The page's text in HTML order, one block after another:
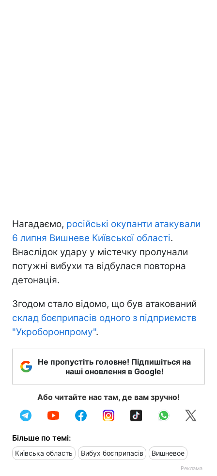
Нагадаємо, російські окупанти атакували
6 липня Вишневе Київської області.
Внаслідок удару у містечку пролунали
потужні вибухи та відбулася повторна
детонація.
Згодом стало відомо, що був атакований
склад боєприпасів одного з підприємств
"Укроборонпрому".
Не пропустіть головне! Підпишіться на
наші оновлення в Google!
Або читайте нас там, де вам зручно!
Більше по темі:
Київська область Вибух боєприпасів Вишневое